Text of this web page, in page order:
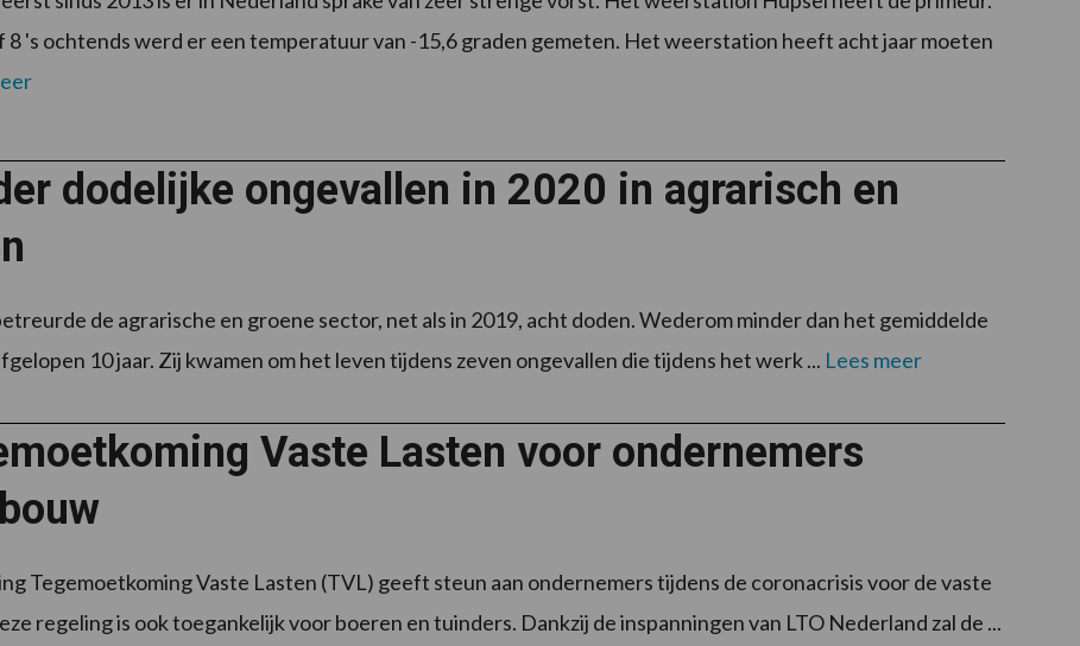
8 's ochtends werd er een temperatuur van -15,6 graden gemeten. Het weerstation heeft acht jaar moeten
dodelijke ongevallen in 2020 in agrarisch en
de agrarische en groene sector, net als in 2019, acht doden. Wederom minder dan het gemiddelde
10 jaar. Zij kwamen om het leven tijdens zeven ongevallen die tijdens het werk ... Lees meer
Vaste Lasten voor ondernemers
Tegemoetkoming Vaste Lasten (TVL) geeft steun aan ondernemers tijdens de coronacrisis voor de vaste
regeling is ook toegankelijk voor boeren en tuinders. Dankzij de inspanningen van LTO Nederland zal de ...